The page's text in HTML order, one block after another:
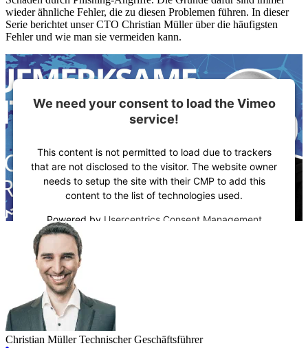
wieder ähnliche Fehler, die zu diesen Problemen führen. In dieser
Serie berichtet unser CTO Christian Müller über die häufigsten
Fehler und wie man sie vermeiden kann.
We need your consent to load the Vimeo
service!
This content is not permitted to load due to trackers
that are not disclosed to the visitor. The website owner
needs to setup the site with their CMP to add this
content to the list of technologies used.
Powered by Usercentrics Consent Management
Christian Müller Technischer Geschäftsführer